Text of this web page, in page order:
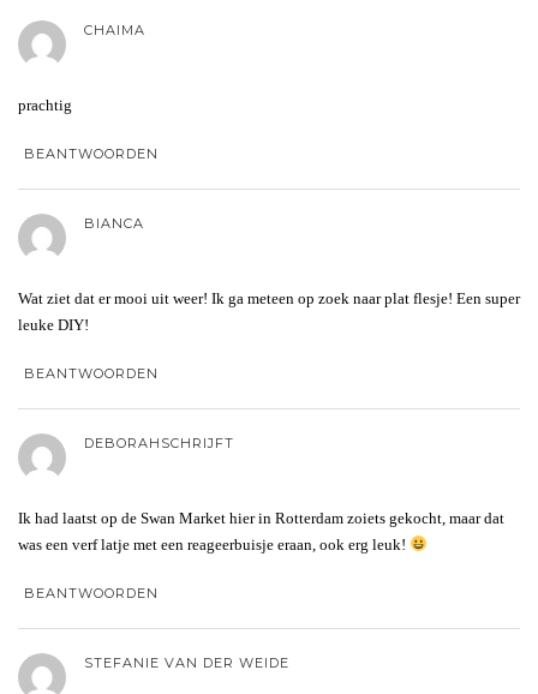
CHAIMA
prachtig
BEANTWOORDEN
BIANCA
Wat ziet dat er mooi uit weer! Ik ga meteen op zoek naar plat flesje! Een super
leuke DIY!
BEANTWOORDEN
DEBORAHSCHRIJFT
Ik had laatst op de Swan Market hier in Rotterdam zoiets gekocht, maar dat
was een verf latje met een reageerbuisje eraan, ook erg leuk!
BEANTWOORDEN
STEFANIE VAN DER WEIDE